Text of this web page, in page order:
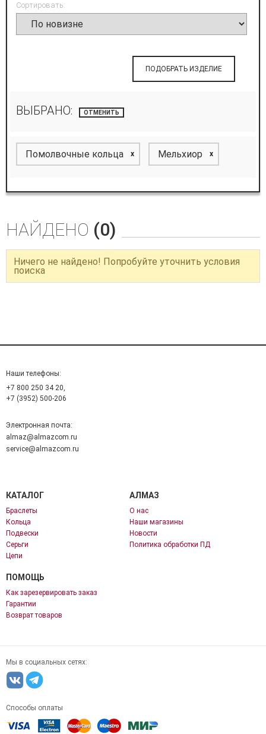
Сортировать:
ПОДОБРАТЬ ИЗДЕЛИЕ
ВЫБРАНО: ОТМЕНИТЬ
Помолвочные кольца x Мельхиор x
НАЙДЕНО (0)
Ничего не найдено! Попробуйте уточнить условия
поиска
Наши телефоны:
+7 800 250 34 20,
+7 (3952) 500-206
Электронная почта:
almaz@almazcom.ru
service@almazcom.ru
КАТАЛОГ
Браслеты
Кольца
Подвески
Серьги
Цепи
АЛМАЗ
О нас
Наши магазины
Новости
Политика обработки ПД
ПОМОЩЬ
Как зарезервировать заказ
Гарантии
Возврат товаров
Мы в социальных сетях:
Способы оплаты